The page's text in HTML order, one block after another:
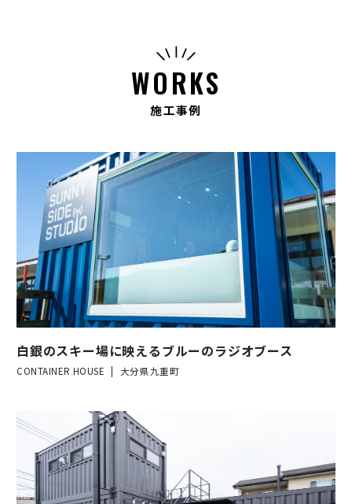
WORKS
施工事例
白銀のスキー場に映えるブルーのラジオブース
CONTAINER HOUSE 大分県九重町